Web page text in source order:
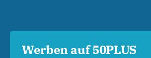
Werben auf 50PLUS